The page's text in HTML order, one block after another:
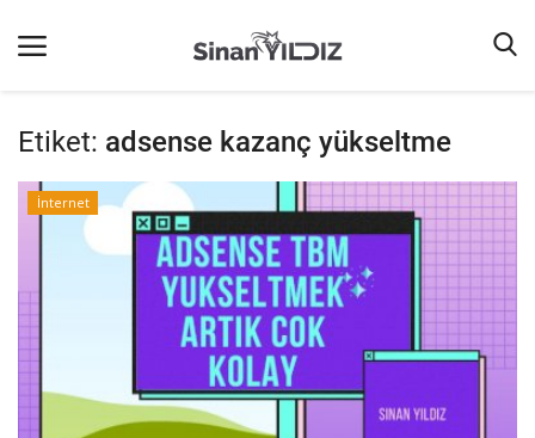
Ana Sayfa
Listeler
Terms & Conditions
Reklam
Etiket: adsense kazanç yükseltme
İnternet